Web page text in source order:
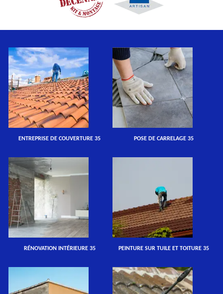
ENTREPRISE DE COUVERTURE 35 POSE DE CARRELAGE 35
RÉNOVATION INTÉRIEURE 35 PEINTURE SUR TUILE ET TOITURE 35